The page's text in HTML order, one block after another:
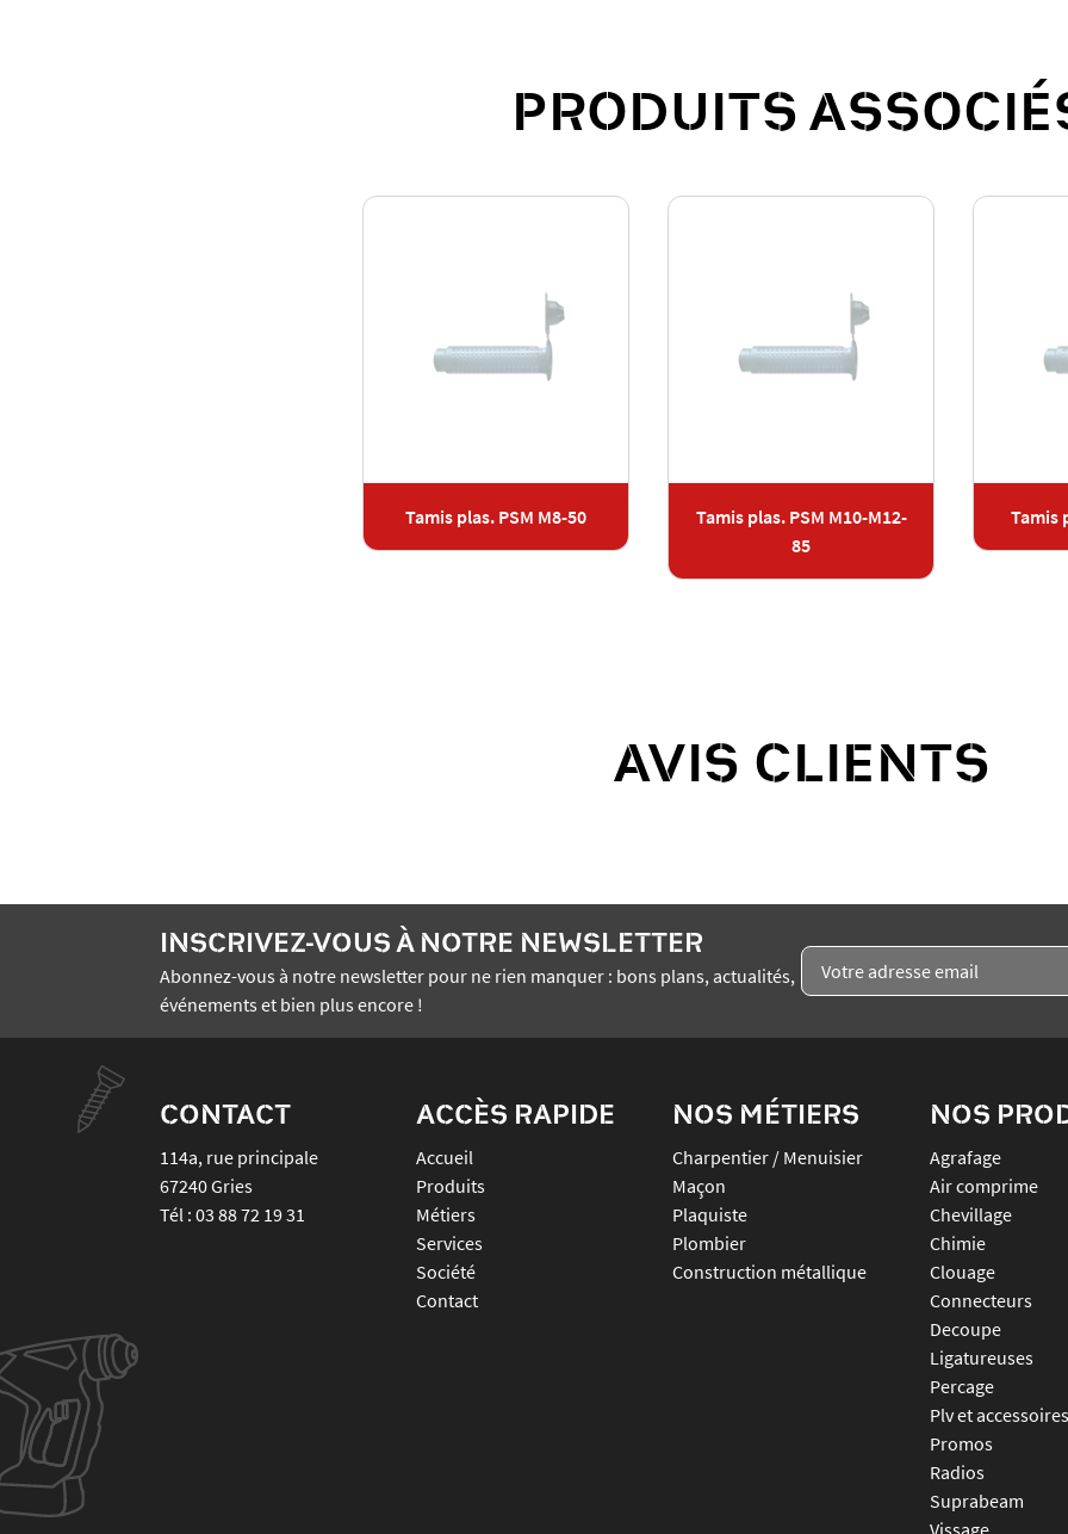
PRODUITS
Tamis plas. PSM M8-50
Tamis plas. PSM M10-M12-
85
Tamis
AVIS CLIENTS
INSCRIVEZ-VOUS À NOTRE NEWSLETTER
Abonnez-vous à notre newsletter pour ne rien manquer : bons plans, actualités,
événements et bien plus encore !
CONTACT
114a, rue principale
67240Gries
Tél :03 88 72 19 31
ACCÈS RAPIDE
Accueil
Produits
Métiers
Services
Société
Contact
NOS MÉTIERS
Charpentier / Menuisier
Maçon
Plaquiste
Plombier
Construction métallique
NOS
agrafage
air comprime
chevillage
chimie
clouage
connecteurs
decoupe
ligatureuses
percage
plv et accessoires
promos
radios
suprabeam
vissage